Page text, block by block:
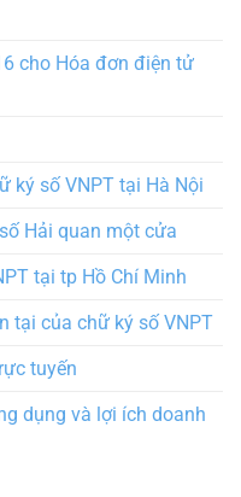
cho Hóa đơn điện tử
ký số VNPT tại Hà Nội
Hải quan một cửa
tại tp Hồ Chí Minh
tại của chữ ký số VNPT
tuyến
dụng và lợi ích doanh